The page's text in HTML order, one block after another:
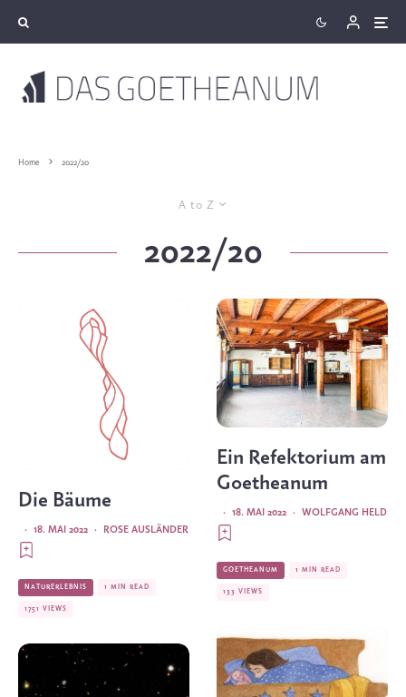
Home 2022/20
A to Z
2022/20
Die Bäume
ROSE AUSLÄNDER
·
18. MAI 2022
·
NATURERLEBNIS 1 MIN READ
1751 VIEWS
Ein Refektorium am
Goetheanum
WOLFGANG HELD
·
18. MAI 2022
·
GOETHEANUM 1 MIN READ
133 VIEWS